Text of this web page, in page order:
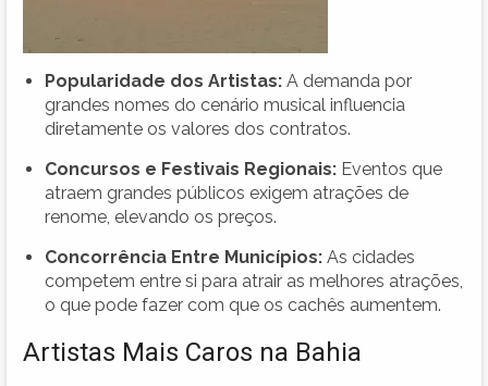
Popularidade dos Artistas: A demanda por
grandes nomes do cenário musical influencia
diretamente os valores dos contratos.
Concursos e Festivais Regionais: Eventos que
atraem grandes públicos exigem atrações de
renome, elevando os preços.
Concorrência Entre Municípios: As cidades
competem entre si para atrair as melhores atrações,
o que pode fazer com que os cachês aumentem.
Artistas Mais Caros na Bahia